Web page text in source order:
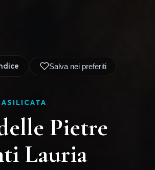
Salva nei preferiti
Pietre
Lauria